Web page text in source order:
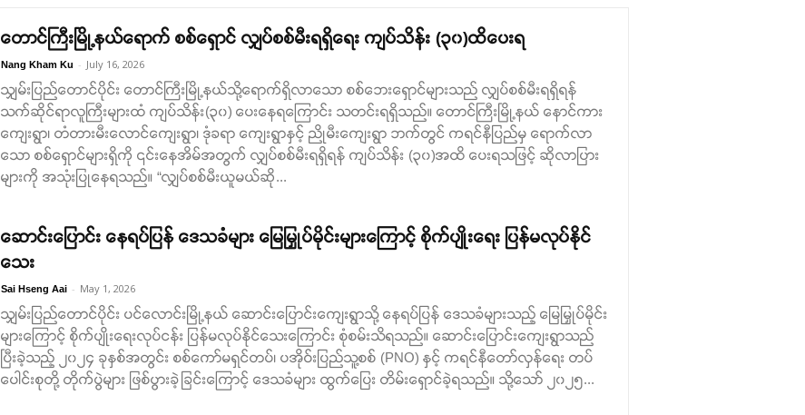
တောင်ကြီးမြို့နယ်ရောက် စစ်ရှောင် လျှပ်စစ်မီးရရှိရေး ကျပ်သိန်း (၃၀)ထိပေးရ
Nang Kham Ku - July 16, 2026
သျှမ်းပြည်တောင်ပိုင်း တောင်ကြီးမြို့နယ်သို့ရောက်ရှိလာသော စစ်ဘေးရှောင်များသည် လျှပ်စစ်မီးရရှိရန်
သက်ဆိုင်ရာလူကြီးများထံ ကျပ်သိန်း(၃၀) ပေးနေရကြောင်း သတင်းရရှိသည်။ တောင်ကြီးမြို့နယ် နောင်ကား
ကျေးရွာ၊ တံတားမီးလောင်ကျေးရွာ၊ ဒုံခရာ ကျေးရွာနှင့် ညိုမီးကျေးရွာ ဘက်တွင် ကရင်နီပြည်မှ ရောက်လာ
သော စစ်ရှောင်များရှိကို ၎င်းနေအိမ်အတွက် လျှပ်စစ်မီးရရှိရန် ကျပ်သိန်း (၃၀)အထိ ပေးရသဖြင့် ဆိုလာပြား
များကို အသုံးပြုနေရသည်။​ “လျှပ်စစ်မီးယူမယ်ဆို...
ဆောင်းပြောင်း နေရပ်ပြန် ဒေသခံများ မြေမြှုပ်မိုင်းများကြောင့် စိုက်ပျိုးရေး ပြန်မလုပ်နိုင်
သေး
Sai Hseng Aai - May 1, 2026
သျှမ်းပြည်တောင်ပိုင်း ပင်လောင်းမြို့နယ် ဆောင်းပြောင်းကျေးရွာသို့ နေရပ်ပြန် ဒေသခံများသည့် မြေမြှုပ်မိုင်း
များကြောင့် စိုက်ပျိုးရေးလုပ်ငန်း ပြန်မလုပ်နိုင်သေးကြောင်း စုံစမ်းသိရသည်။ ဆောင်းပြောင်းကျေးရွာသည်
ပြီးခဲ့သည့် ၂၀၂၄ ခုနှစ်အတွင်း စစ်ကော်မရှင်တပ်၊ ပအိုဝ်းပြည်သူ့စစ် (PNO) နှင့် ကရင်နီတော်လှန်ရေး တပ်
ပေါင်းစုတို့ တိုက်ပွဲများ ဖြစ်ပွားခဲ့ခြင်းကြောင့် ဒေသခံများ ထွက်ပြေး တိမ်းရှောင်ခဲ့ရသည်။ သို့သော် ၂၀၂၅...